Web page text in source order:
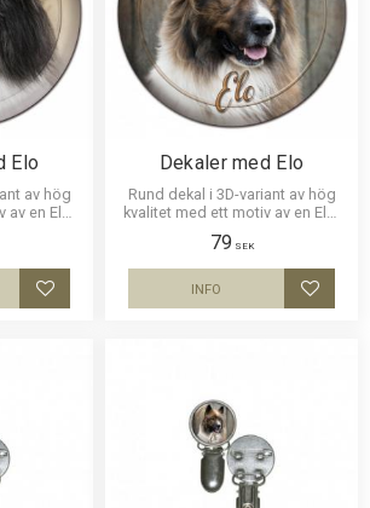
Elo
av hög
en Elo.
Lägg till i favoriter
Dekaler med Elo
Rund dekal i 3D-variant av hög
kvalitet med ett motiv av en Elo.
79 SEK
Lägg
INFO